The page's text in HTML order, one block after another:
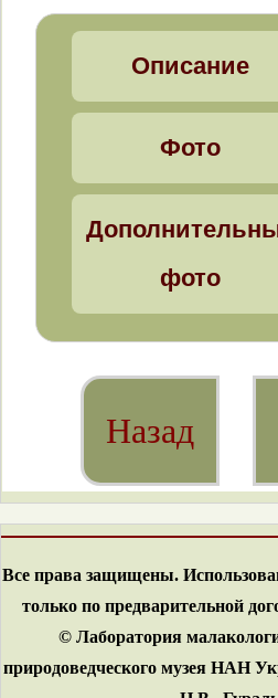
Описание
Фото
фото
Назад
Все права защищены.
только по предварительной
© Лаборатория
природоведческого музея НАН